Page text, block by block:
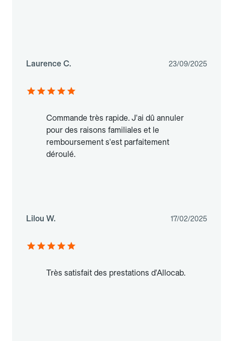
Laurence C. 23/09/2025
Commande très rapide. J'ai dû annuler
pour des raisons familiales et le
remboursement s'est parfaitement
déroulé.
Lilou W. 17/02/2025
Très satisfait des prestations d'Allocab.